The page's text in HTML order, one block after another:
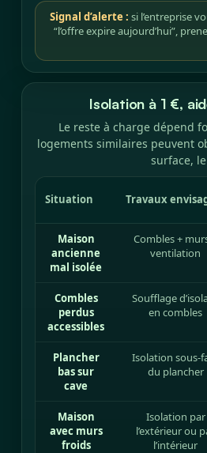
Signal d’alerte : si l’entreprise
“l’offre expire aujourd’hui”,
Isolation à 1 €,
Le reste à charge dépend
logements similaires peuvent
surface,
Situation Travaux
Maison
ancienne
mal isolée
Combles +
ventilation
Combles
perdus
accessibles
Soufflage
en combles
Plancher
bas sur
cave
Isolation sous-
du plancher
Maison
avec murs
froids
Isolation par
l’extérieur ou
l’intérieur